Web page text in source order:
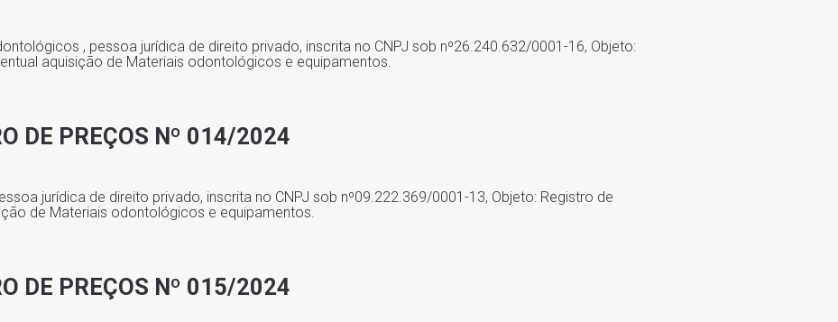
, pessoa jurídica de direito privado, inscrita no CNPJ sob nº26.240.632/0001-16, Objeto:
aquisição de Materiais odontológicos e equipamentos.
DE PREÇOS Nº 014/2024
jurídica de direito privado, inscrita no CNPJ sob nº09.222.369/0001-13, Objeto: Registro de
de Materiais odontológicos e equipamentos.
DE PREÇOS Nº 015/2024